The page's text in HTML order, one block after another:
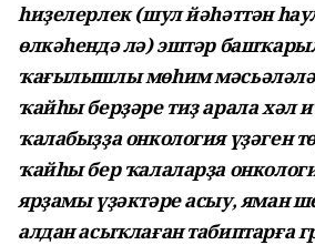
һиҙелерлек (шул йәһәттән
өлкәһендә лә) эштәр
ҡағылышлы мөһим
ҡайһы берҙәре тиҙ арала хәл
ҡалабыҙҙа онкология үҙәген
ҡайһы бер ҡалаларҙа
ярҙамы үҙәктәре асыу, яман
алдан асыҡлаған табиптарға